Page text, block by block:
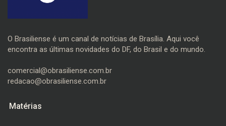
O Brasiliense é um canal de notícias de Brasília. Aqui você
encontra as últimas novidades do DF, do Brasil e do mundo.
comercial@obrasiliense.com.br
redacao@obrasiliense.com.br
Matérias